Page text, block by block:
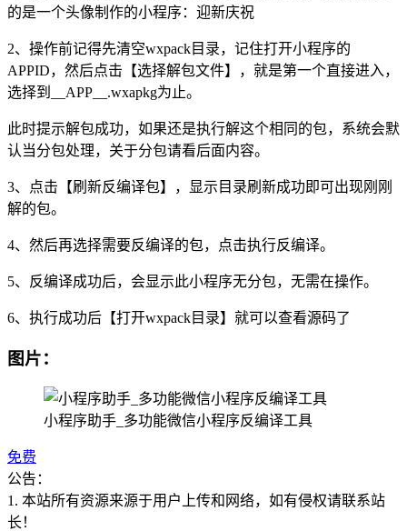
的是一个头像制作的小程序：迎新庆祝
2、操作前记得先清空wxpack目录，记住打开小程序的
APPID，然后点击【选择解包文件】，就是第一个直接进入，
选择到__APP__.wxapkg为止。
此时提示解包成功，如果还是执行解这个相同的包，系统会默
认当分包处理，关于分包请看后面内容。
3、点击【刷新反编译包】，显示目录刷新成功即可出现刚刚
解的包。
4、然后再选择需要反编译的包，点击执行反编译。
5、反编译成功后，会显示此小程序无分包，无需在操作。
6、执行成功后【打开wxpack目录】就可以查看源码了
图片：
小程序助手_多功能微信小程序反编译工具
免费
公告：
1. 本站所有资源来源于用户上传和网络，如有侵权请联系站
长！